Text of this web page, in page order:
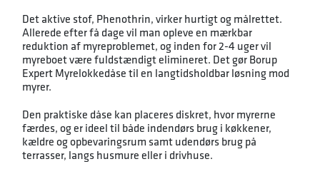
Det aktive stof, Phenothrin, virker hurtigt og målrettet.
Allerede efter få dage vil man opleve en mærkbar
reduktion af myreproblemet, og inden for 2-4 uger vil
myreboet være fuldstændigt elimineret. Det gør Borup
Expert Myrelokkedåse til en langtidsholdbar løsning mod
myrer.
Den praktiske dåse kan placeres diskret, hvor myrerne
færdes, og er ideel til både indendørs brug i køkkener,
kældre og opbevaringsrum samt udendørs brug på
terrasser, langs husmure eller i drivhuse.